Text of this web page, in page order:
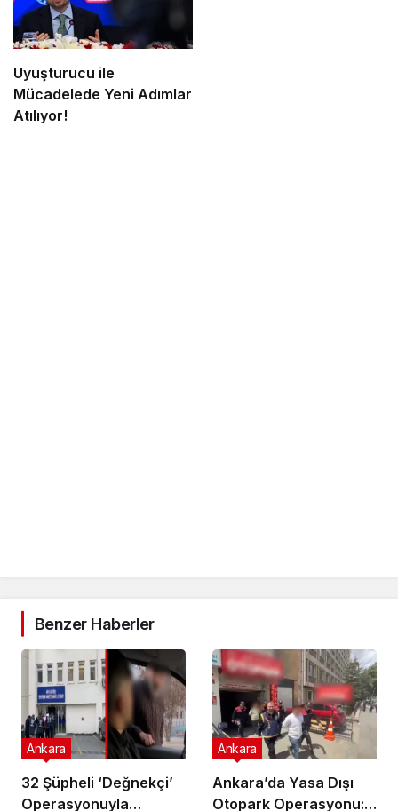
Uyuşturucu ile
Mücadelede Yeni Adımlar
Atılıyor!
Benzer Haberler
32 Şüpheli ‘Değnekçi’
Operasyonuyla
Ankara
Ankara’da Yasa Dışı
Otopark Operasyonu:
Ankara